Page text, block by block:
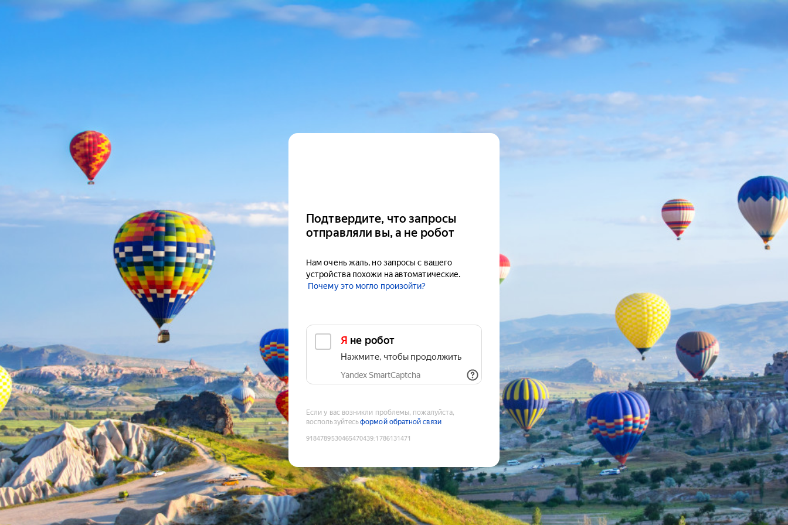
Подтвердите, что запросы
отправляли вы, а не робот
Нам очень жаль, но запросы с вашего
устройства похожи на автоматические.
Почему это могло произойти?
Я не робот
Нажмите, чтобы продолжить
Yandex SmartCaptcha
Если у вас возникли проблемы, пожалуйста,
воспользуйтесьформой обратной связи
9184789530465470439:1786131471